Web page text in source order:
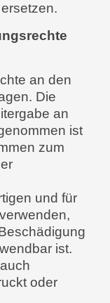
an den
Die
an
ist
zum
und für
ist.
oder